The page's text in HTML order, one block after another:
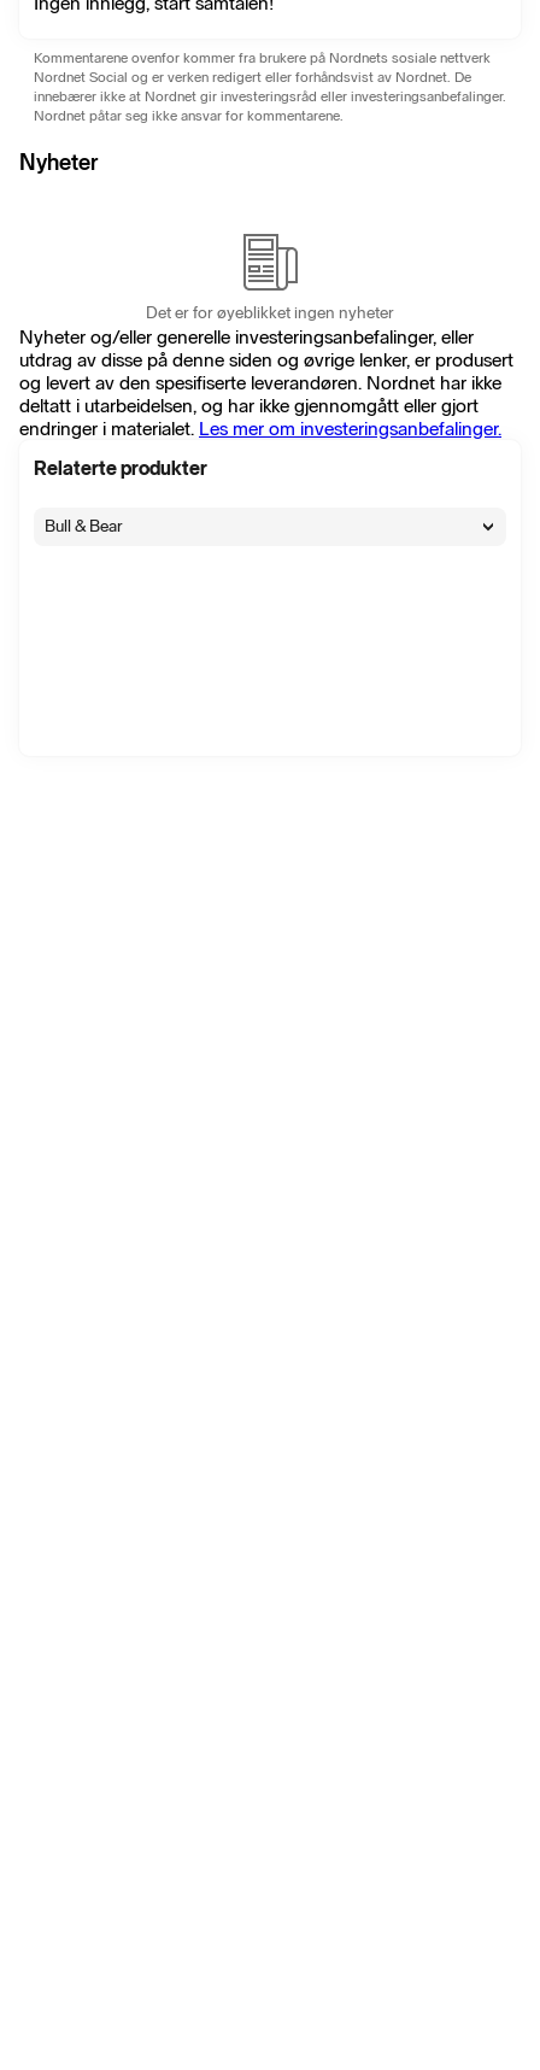
Kommentarene ovenfor kommer fra brukere på Nordnets sosiale nettverk
Nordnet Social og er verken redigert eller forhåndsvist av Nordnet. De
innebærer ikke at Nordnet gir investeringsråd eller investeringsanbefalinger.
Nordnet påtar seg ikke ansvar for kommentarene.
Nyheter
Det er for øyeblikket ingen nyheter
Nyheter og/eller generelle investeringsanbefalinger, eller
utdrag av disse på denne siden og øvrige lenker, er produsert
og levert av den spesifiserte leverandøren. Nordnet har ikke
deltatt i utarbeidelsen, og har ikke gjennomgått eller gjort
endringer i materialet. Les mer om investeringsanbefalinger.
Relaterte produkter
Bull & Bear